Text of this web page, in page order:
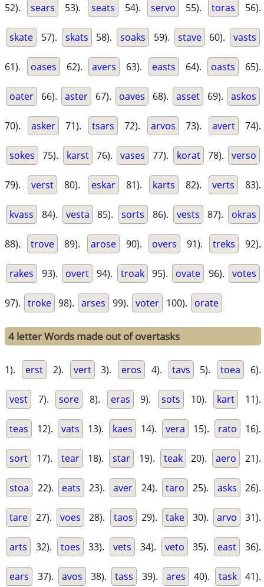
52). sears 53). seats 54). servo 55). toras 56).
skate 57). skats 58). soaks 59). stave 60). vasts
61). oases 62). avers 63). easts 64). oasts 65).
oater 66). aster 67). oaves 68). asset 69). askos
70). asker 71). tsars 72). arvos 73). avert 74).
sokes 75). karst 76). vases 77). korat 78). verso
79). verst 80). eskar 81). karts 82). verts 83).
kvass 84). vesta 85). sorts 86). vests 87). okras
88). trove 89). arose 90). overs 91). treks 92).
rakes 93). overt 94). troak 95). ovate 96). votes
97). troke 98). arses 99). voter 100). orate
4 letter Words made out of overtasks
1). erst 2). vert 3). eros 4). tavs 5). toea 6).
vest 7). sore 8). eras 9). sots 10). kart 11).
teas 12). vats 13). kaes 14). vera 15). rato 16).
sort 17). tear 18). star 19). teak 20). aero 21).
stoa 22). eats 23). aver 24). taro 25). asks 26).
tare 27). voes 28). taos 29). take 30). arvo 31).
arts 32). toes 33). vets 34). veto 35). east 36).
ears 37). avos 38). tass 39). ares 40). task 41).